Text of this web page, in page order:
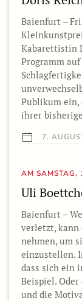
Baienfurt –
Kabarettistin
Programm
Publikum ein,
ihrer
7.
AM SAMSTAG,
Uli
Baienfurt –
verletzt, kann
nehmen, um
einzustellen.
dass sich ein
Beispiel.
und die